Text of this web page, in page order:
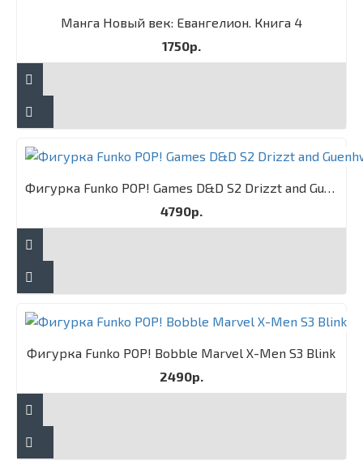
Манга Новый век: Евангелион. Книга 4
1750р.
Фигурка Funko POP! Games D&D S2 Drizzt and Guenhwyvar 2PK
4790р.
Фигурка Funko POP! Bobble Marvel X-Men S3 Blink
2490р.